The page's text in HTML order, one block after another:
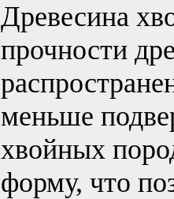
Древесина
прочности
меньше
хвойных
форму, что